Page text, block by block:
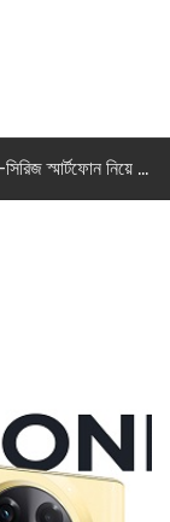
নতুন সি-সিরিজ স্মার্টফোন নিয়ে আসছে রিয়েলমি